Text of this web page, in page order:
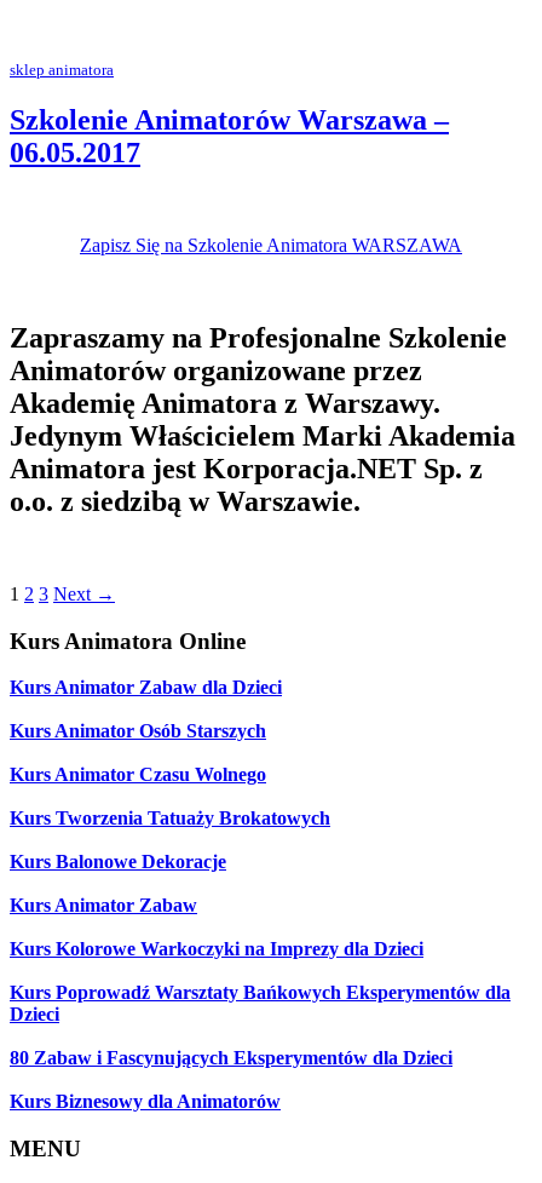
sklep animatora
Szkolenie Animatorów Warszawa –
06.05.2017
Zapisz Się na Szkolenie Animatora WARSZAWA
Zapraszamy na Profesjonalne Szkolenie
Animatorów organizowane przez
Akademię Animatora z Warszawy.
Jedynym Właścicielem Marki Akademia
Animatora jest Korporacja.NET Sp. z
o.o. z siedzibą w Warszawie.
1 2 3 Next →
Kurs Animatora Online
Kurs Animator Zabaw dla Dzieci
Kurs Animator Osób Starszych
Kurs Animator Czasu Wolnego
Kurs Tworzenia Tatuaży Brokatowych
Kurs Balonowe Dekoracje
Kurs Animator Zabaw
Kurs Kolorowe Warkoczyki na Imprezy dla Dzieci
Kurs Poprowadź Warsztaty Bańkowych Eksperymentów dla
Dzieci
80 Zabaw i Fascynujących Eksperymentów dla Dzieci
Kurs Biznesowy dla Animatorów
MENU